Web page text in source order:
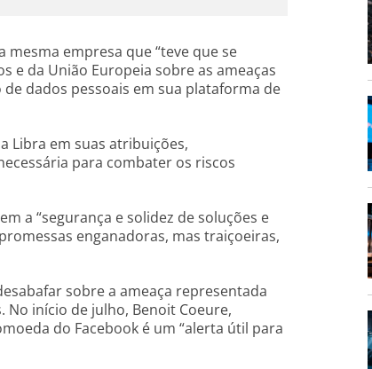
mesma empresa que “teve que se
e da União Europeia sobre as ameaças
dados pessoais em sua plataforma de
Libra em suas atribuições,
para combater os riscos
a “segurança e solidez de soluções e
enganadoras, mas traiçoeiras,
sobre a ameaça representada
início de julho, Benoit Coeure,
do Facebook é um “alerta útil para